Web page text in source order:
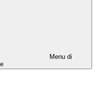
Menu di